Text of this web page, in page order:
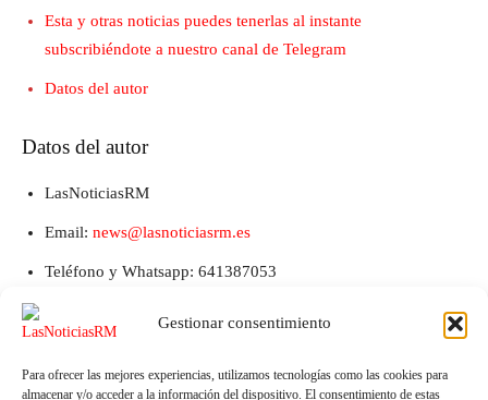
Gestionar consentimiento
Para ofrecer las mejores experiencias, utilizamos tecnologías como las cookies para
almacenar y/o acceder a la información del dispositivo. El consentimiento de estas
Esta y otras noticias puedes tenerlas al instante
subscribiéndote a nuestro canal de Telegram
Datos del autor
Datos del autor
LasNoticiasRM
Email: news@lasnoticiasrm.es
Teléfono y Whatsapp: 641387053